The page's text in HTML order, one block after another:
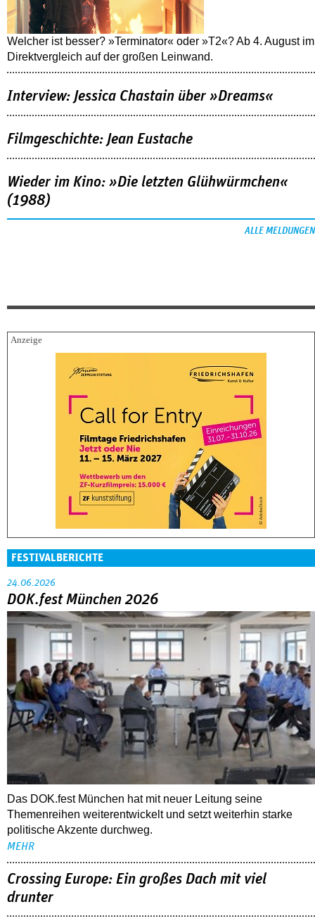
Welcher ist besser? »Terminator« oder »T2«? Ab 4. August im
Direktvergleich auf der großen Leinwand.
Interview: Jessica Chastain über »Dreams«
Filmgeschichte: Jean Eustache
Wieder im Kino: »Die letzten Glühwürmchen«
(1988)
ALLE MELDUNGEN
FESTIVALBERICHTE
24.06.2026
DOK.fest München 2026
Das DOK.fest München hat mit neuer Leitung seine
Themenreihen weiterentwickelt und setzt weiterhin starke
politische Akzente durchweg.
MEHR
Crossing Europe: Ein großes Dach mit viel
drunter